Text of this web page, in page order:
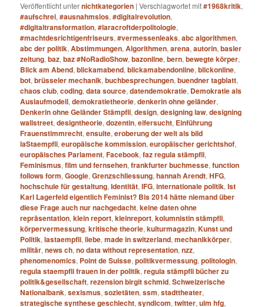
Veröffentlicht unternichtkategorien |Verschlagwortet mit#1968kritik,
#aufschrei,#ausnahmslos,#digitalrevolution,
#digitaltransformation,#laracroftderpolitologie,
#machtdesrichtigenfriseurs,#vermessenleaks,abc algorithmen,
abc der politik,Abstimmungen,Algorithmen,arena,autorin,basler
zeitung,baz,baz #NoRadioShow,bazonline,bern,bewegte körper,
Blick am Abend,blickamabend,blickamabendonline,blickonline,
bot,brüsseler mechanik,buchbesprechungen,buendner tagblatt,
chaos club,coding,data source,datendemokratie, Demokratie als
Auslaufmodell,demokratietheorie,denkerin ohne geländer,
Denkerin ohne Geländer Stämpfli,design,designing law,designing
wallstreet,designtheorie,dozentin,eifersucht, Einführung
Frauenstimmrecht,ensuite,eroberung der welt als bild
laStaempfli,europäische kommission,europäischer gerichtshof,
europäisches Parlament,Facebook,faz regula stämpfli,
Feminismus,film und fernsehen,frankfurter buchmesse,function
follows form,Google,Grenzschliessung,hannah Arendt,HFG,
hochschule für gestaltung,Identität,IFG,internationale politik,Ist
Karl Lagerfeld eigentlich Feminist? Bis 2014 hätte niemand über
diese Frage auch nur nachgedacht,keine daten ohne
repräsentation,klein report,kleinreport,kolumnistin stämpfli,
körpervermessung,kritische theorie,kulturmagazin,Kunst und
Politik,lastaempfli,liebe,made in switzerland,mechanikkörper,
militär,news ch,no data without representation,nzz,
phenomenomics, Point de Suisse,politikvermessung,politologin,
regula staempfli frauen in der politik,regula stämpfli bücher zu
politik&gesellschaft,rezension birgit schmid,Schweizerische
Nationalbank,sexismus,sozietäten,ssm,stadttheater,
strategische synthese geschlecht,syndicom,twitter,ulm hfg,